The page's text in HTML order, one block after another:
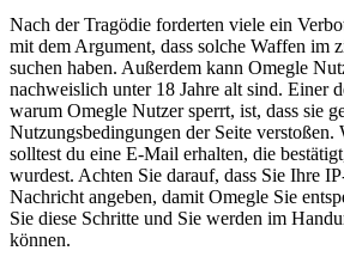
Nach der Tragödie forderten viele ein
mit dem Argument, dass solche Waffen im
suchen haben. Außerdem kann Omegle
nachweislich unter 18 Jahre alt sind. Einer
warum Omegle Nutzer sperrt, ist, dass sie
Nutzungsbedingungen der Seite verstoßen.
solltest du eine E-Mail erhalten, die
wurdest. Achten Sie darauf, dass Sie Ihre
Nachricht angeben, damit Omegle Sie
Sie diese Schritte und Sie werden im
können.